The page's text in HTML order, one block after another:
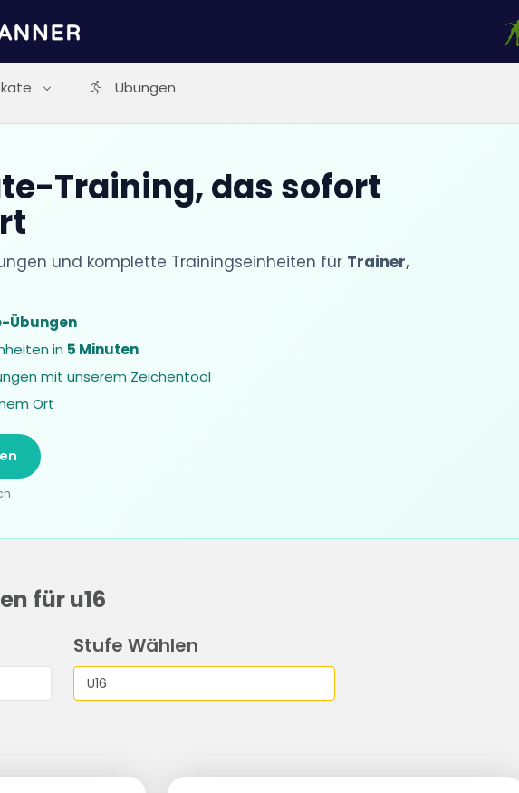
Übungen
Training, das sofort
und komplette Trainingseinheiten für Trainer,
Übungen
in 5 Minuten
mit unserem Zeichentool
Ort
für u16
Stufe Wählen